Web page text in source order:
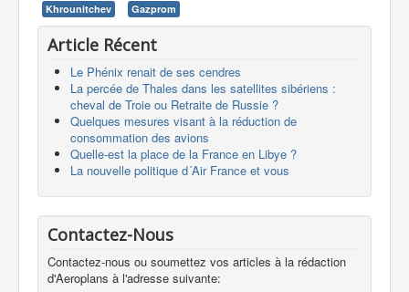
Khrounitchev
Gazprom
Article Récent
Le Phénix renait de ses cendres
La percée de Thales dans les satellites sibériens :
cheval de Troie ou Retraite de Russie ?
Quelques mesures visant à la réduction de
consommation des avions
Quelle-est la place de la France en Libye ?
La nouvelle politique d´Air France et vous
Contactez-Nous
Contactez-nous ou soumettez vos articles à la rédaction
d'Aeroplans à l'adresse suivante: